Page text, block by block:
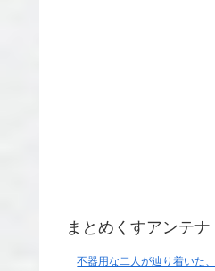
まとめくすアンテナ
不器用な二人が辿り着いた